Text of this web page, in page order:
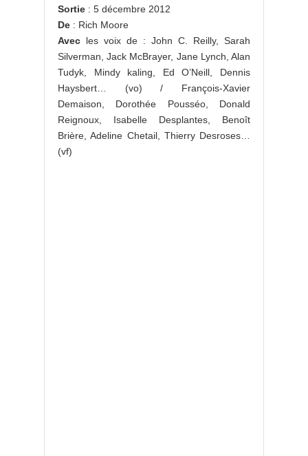
Sortie : 5 décembre 2012
De : Rich Moore
Avec les voix de : John C. Reilly, Sarah
Silverman, Jack McBrayer, Jane Lynch, Alan
Tudyk, Mindy kaling, Ed O’Neill, Dennis
Haysbert… (vo) / François-Xavier
Demaison, Dorothée Pousséo, Donald
Reignoux, Isabelle Desplantes, Benoît
Brière, Adeline Chetail, Thierry Desroses…
(vf)